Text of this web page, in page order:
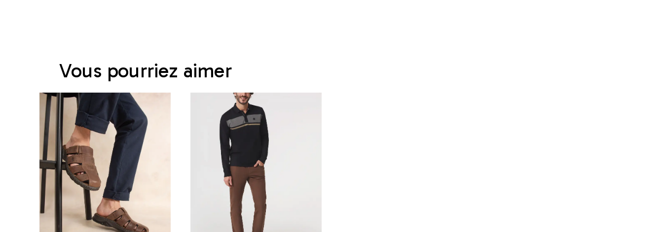
Vous pourriez aimer